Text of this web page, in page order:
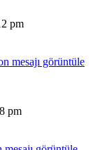
pm
mesajı görüntüle
pm